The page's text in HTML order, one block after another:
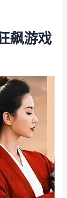
飙游戏